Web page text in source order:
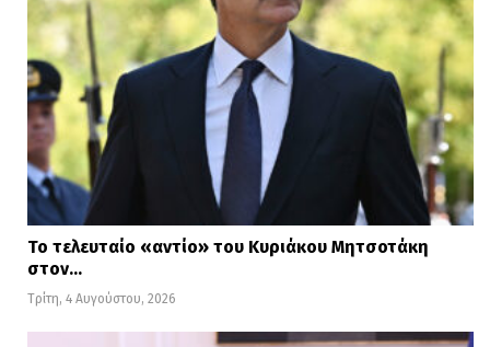
Το τελευταίο «αντίο» του Κυριάκου Μητσοτάκη
στον…
Τρίτη, 4 Αυγούστου, 2026